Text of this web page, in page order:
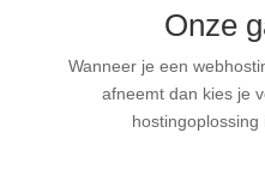
Onze
Wanneer je een
afneemt dan kies je
hostingoplossing